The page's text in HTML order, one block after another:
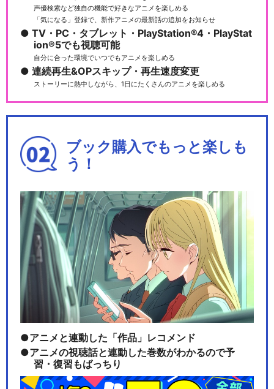
声優検索など独自の機能で好きなアニメを楽しめる
「気になる」登録で、新作アニメの最新話の追加をお知らせ
TV・PC・タブレット・PlayStation®4・PlayStat
ion®5でも視聴可能
自分に合った環境でいつでもアニメを楽しめる
連続再生&OPスキップ・再生速度変更
ストーリーに熱中しながら、1日にたくさんのアニメを楽しめる
ブック購入でもっと楽しも
う！
アニメと連動した「作品」レコメンド
アニメの視聴話と連動した巻数がわかるので予
習・復習もばっちり